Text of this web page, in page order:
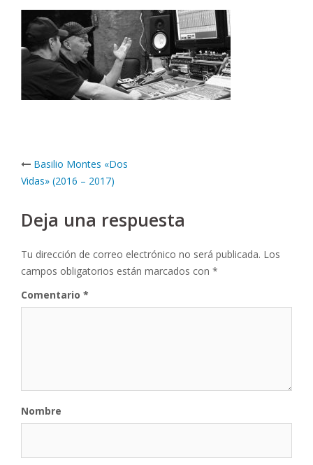
Post
navigation
Basilio Montes «Dos
Vidas» (2016 – 2017)
Deja una respuesta
Tu dirección de correo electrónico no será publicada. Los
campos obligatorios están marcados con *
Comentario *
Nombre